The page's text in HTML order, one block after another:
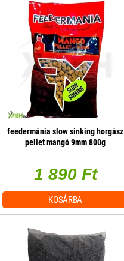
feedermánia slow sinking horgász
pellet mangó 9mm 800g
1 890 Ft
KOSÁRBA